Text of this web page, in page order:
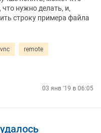
нужно делать, и,
строку примера файла
vnc remote
03 янв '19 в 06:05